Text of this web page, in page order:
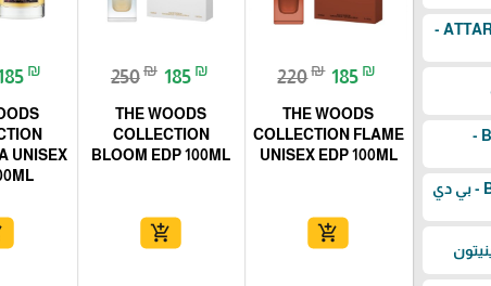
ATTAR COLLECTION -
BALDESSARINI -
BDK PARFUMS - بي دي
220₪ 185 ₪
THE WOODS
COLLECTION FLAME
UNISEX EDP 100ML
add_shopping_cart
250₪ 185 ₪
THE WOODS
COLLECTION
BLOOM EDP 100ML
add_shopping_cart
₪
UNISEX